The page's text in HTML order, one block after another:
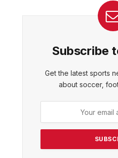
Subscribe
Get the latest sports
about soccer,